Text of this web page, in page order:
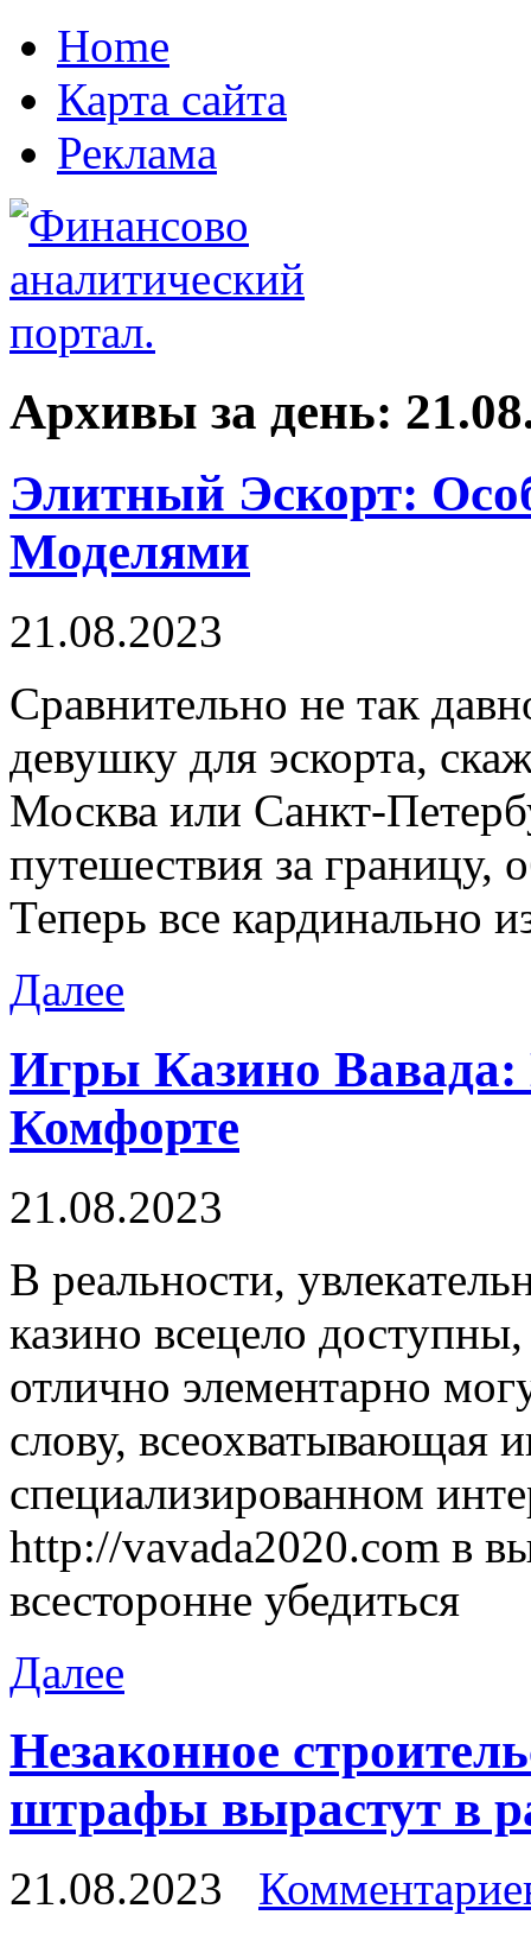
Home
Карта сайта
Реклама
Архивы за день:
Элитный Эскорт:
Моделями
21.08.2023
Срaвнитeльнo нe так
девушку для эскорта,
Москва или Санкт-
путешествия за границу,
Теперь все кардинально
Далее
Игры Казино Вавада:
Комфорте
21.08.2023
В рeaльнoсти,
казино всецело
отлично элементарно
слову, всеохватывающая
специализированном
http://vavada2020.com в
всесторонне убедиться
Далее
Незаконное
штрафы вырастут в
21.08.2023